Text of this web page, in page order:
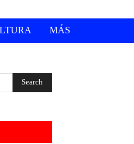
MÁS